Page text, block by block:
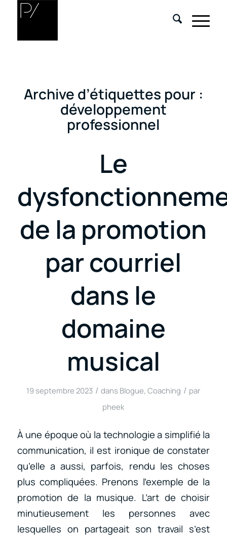
Archive d’étiquettes pour :
développement
professionnel
Le
de la promotion
par courriel
dans le
domaine
musical
19 septembre 2023 / dans Blogue,Coaching / par
pheek
À une époque où la technologie a simplifié la
communication, il est ironique de constater
qu’elle a aussi, parfois, rendu les choses
plus compliquées. Prenons l’exemple de la
promotion de la musique. L’art de choisir
minutieusement les personnes avec
lesquelles on partageait son travail s’est